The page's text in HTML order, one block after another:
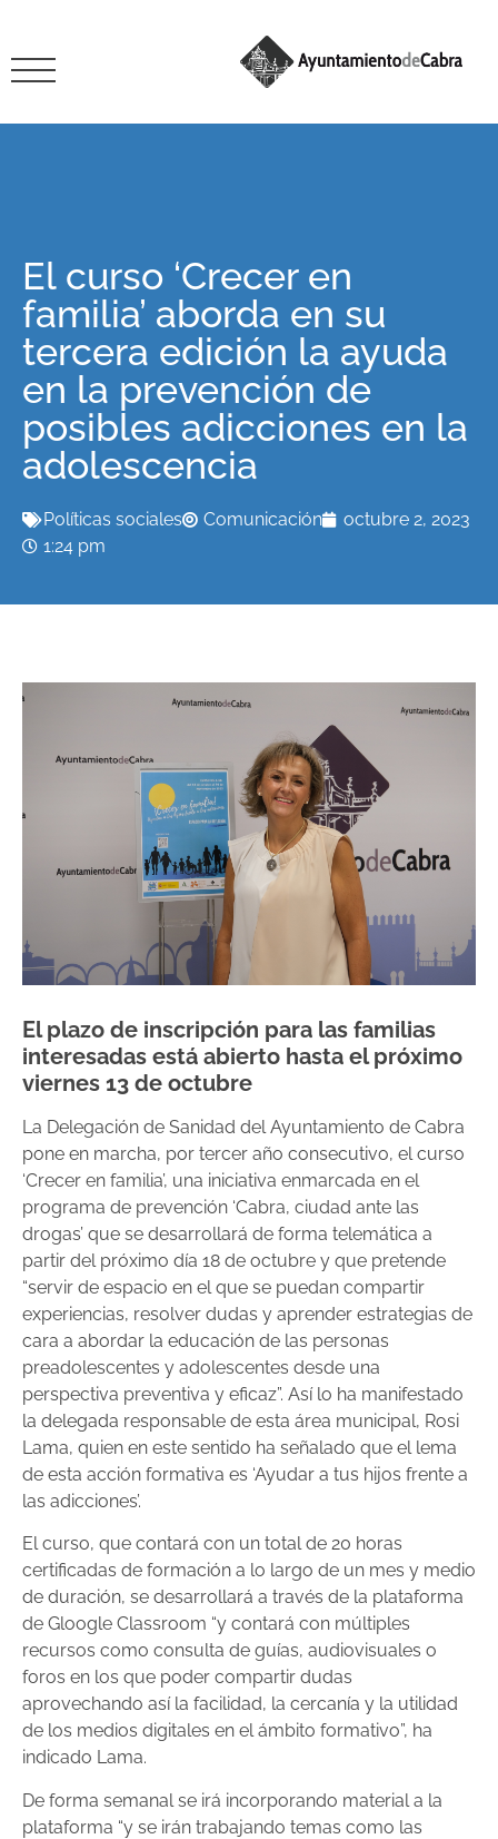
El curso ‘Crecer en
familia’ aborda en su
tercera edición la ayuda
en la prevención de
posibles adicciones en la
adolescencia
Políticas sociales Comunicación
octubre 2, 2023
1:24 pm
El plazo de inscripción para las familias
interesadas está abierto hasta el próximo
viernes 13 de octubre
La Delegación de Sanidad del Ayuntamiento de Cabra
pone en marcha, por tercer año consecutivo, el curso
‘Crecer en familia’, una iniciativa enmarcada en el
programa de prevención ‘Cabra, ciudad ante las
drogas’ que se desarrollará de forma telemática a
partir del próximo día 18 de octubre y que pretende
“servir de espacio en el que se puedan compartir
experiencias, resolver dudas y aprender estrategias de
cara a abordar la educación de las personas
preadolescentes y adolescentes desde una
perspectiva preventiva y eficaz”. Así lo ha manifestado
la delegada responsable de esta área municipal, Rosi
Lama, quien en este sentido ha señalado que el lema
de esta acción formativa es ‘Ayudar a tus hijos frente a
las adicciones’.
El curso, que contará con un total de 20 horas
certificadas de formación a lo largo de un mes y medio
de duración, se desarrollará a través de la plataforma
de Gloogle Classroom “y contará con múltiples
recursos como consulta de guías, audiovisuales o
foros en los que poder compartir dudas
aprovechando así la facilidad, la cercanía y la utilidad
de los medios digitales en el ámbito formativo”, ha
indicado Lama.
De forma semanal se irá incorporando material a la
plataforma “y se irán trabajando temas como las